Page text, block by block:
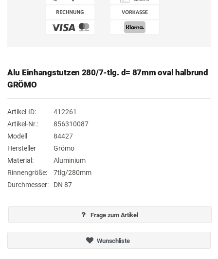
Alu Einhangstutzen 280/7-tlg. d= 87mm oval halbrund
GRÖMO
Artikel-ID:
412261
Artikel-Nr.:
856310087
Modell
84427
Hersteller
Grömo
Material:
Aluminium
Rinnengröße:
7tlg/280mm
Durchmesser:
DN 87
Frage zum Artikel
Wunschliste